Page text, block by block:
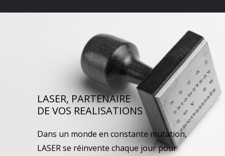
LASER, PARTENAIRE
DE VOS REALISATIONS
Dans un monde en constante mutation,
LASER se réinvente chaque jour pour